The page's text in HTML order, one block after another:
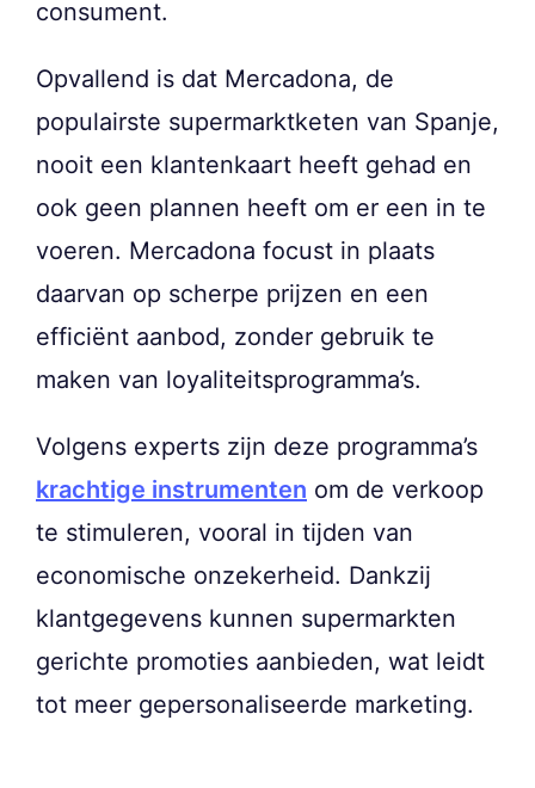
consument.
Opvallend is dat Mercadona, de
populairste supermarktketen van Spanje,
nooit een klantenkaart heeft gehad en
ook geen plannen heeft om er een in te
voeren. Mercadona focust in plaats
daarvan op scherpe prijzen en een
efficiënt aanbod, zonder gebruik te
maken van loyaliteitsprogramma’s.
Volgens experts zijn deze programma’s
krachtige instrumenten om de verkoop
te stimuleren, vooral in tijden van
economische onzekerheid. Dankzij
klantgegevens kunnen supermarkten
gerichte promoties aanbieden, wat leidt
tot meer gepersonaliseerde marketing.